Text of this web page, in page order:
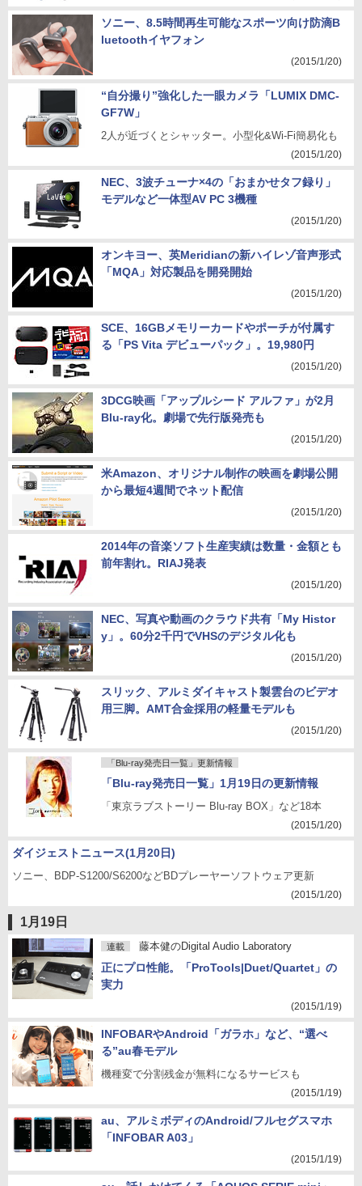
ソニー、8.5時間再生可能なスポーツ向け防滴B
luetoothイヤフォン
(2015/1/20)
“自分撮り”強化した一眼カメラ「LUMIX DMC-
GF7W」
2人が近づくとシャッター。小型化&Wi-Fi簡易化も
(2015/1/20)
NEC、3波チューナ×4の「おまかせタフ録り」
モデルなど一体型AV PC 3機種
(2015/1/20)
オンキヨー、英Meridianの新ハイレゾ音声形式
「MQA」対応製品を開発開始
(2015/1/20)
SCE、16GBメモリーカードやポーチが付属す
る「PS Vita デビューパック」。19,980円
(2015/1/20)
3DCG映画「アップルシード アルファ」が2月
Blu-ray化。劇場で先行版発売も
(2015/1/20)
米Amazon、オリジナル制作の映画を劇場公開
から最短4週間でネット配信
(2015/1/20)
2014年の音楽ソフト生産実績は数量・金額とも
前年割れ。RIAJ発表
(2015/1/20)
NEC、写真や動画のクラウド共有「My Histor
y」。60分2千円でVHSのデジタル化も
(2015/1/20)
スリック、アルミダイキャスト製雲台のビデオ
用三脚。AMT合金採用の軽量モデルも
(2015/1/20)
「Blu-ray発売日一覧」更新情報
「Blu-ray発売日一覧」1月19日の更新情報
「東京ラブストーリー Blu-ray BOX」など18本
(2015/1/20)
ダイジェストニュース(1月20日)
ソニー、BDP-S1200/S6200などBDプレーヤーソフトウェア更新
(2015/1/20)
1月19日
連載 藤本健のDigital Audio Laboratory
正にプロ性能。「ProTools|Duet/Quartet」の
実力
(2015/1/19)
INFOBARやAndroid「ガラホ」など、“選べ
る”au春モデル
機種変で分割残金が無料になるサービスも
(2015/1/19)
au、アルミボディのAndroid/フルセグスマホ
「INFOBAR A03」
(2015/1/19)